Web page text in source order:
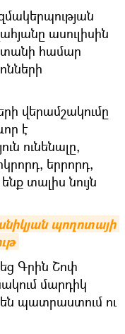
ասուլիսին
համար
վերամշակումը
է
ունենալը,
երրորդ,
տալիս նույն
պողոտայի
Գրին Շոփ
մարդիկ
են պատրաստում ու